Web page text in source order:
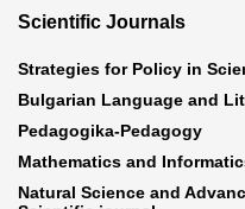
Scientific Journals
Strategies for Policy in
Bulgarian Language and
Pedagogika-Pedagogy
Mathematics and
Natural Science and